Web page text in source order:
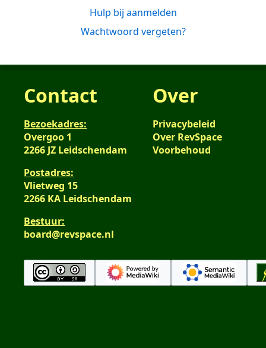
Hulp bij aanmelden
Wachtwoord vergeten?
Contact
Bezoekadres:
Overgoo 1
2266 JZ Leidschendam
Postadres:
Vlietweg 15
2266 KA Leidschendam
Bestuur:
board@revspace.nl
Over
Privacybeleid
Over RevSpace
Voorbehoud